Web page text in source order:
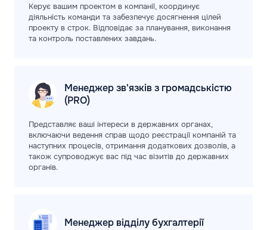
Керує вашим проектом в компанії, координує
діяльність команди та забезпечує досягнення цілей
проекту в строк. Відповідає за планування, виконання
та контроль поставлених завдань.
Менеджер зв'язків з громадськістю
(PRO)
Представляє ваші інтереси в державних органах,
включаючи ведення справ щодо реєстрації компаній та
наступних процесів, отримання додаткових дозволів, а
також супроводжує вас під час візитів до державних
органів.
Менеджер відділубухгалтерії